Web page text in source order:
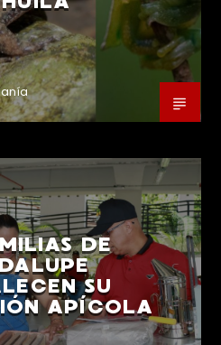
DE
SU
APÍCOLA